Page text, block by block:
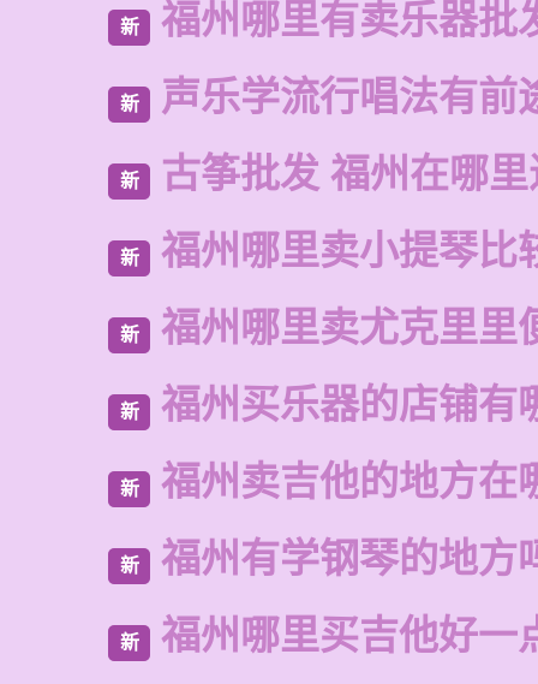
新 福州哪里有卖乐器批
新 声乐学流行唱法有前
新 古筝批发 福州在哪
新 福州哪里卖小提琴比
新 福州哪里卖尤克里里
新 福州买乐器的店铺有
新 福州卖吉他的地方在
新 福州有学钢琴的地方
新 福州哪里买吉他好一